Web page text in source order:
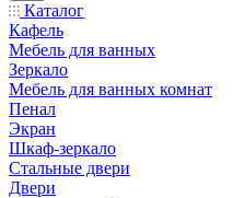
Каталог
Кафель
Мебель для ванных
Зеркало
Мебель для ванных комнат
Пенал
Экран
Шкаф-зеркало
Стальные двери
Двери